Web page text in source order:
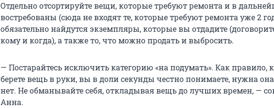
Отдельно отсортируйте вещи, которые требуют ремонта и в
востребованы (сюда не входят те, которые требуют ремонта уже 2
обязательно найдутся экземпляры, которые вы отдадите
кому и когда), а также то, что можно продать и выбросить.
— Постарайтесь исключить категорию «на подумать». Как правило,
берете вещь в руки, вы в доли секунды честно понимаете, нужна
нет. Не обманывайте себя, откладывая вещь до лучших времен, —
Анна.